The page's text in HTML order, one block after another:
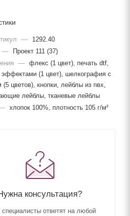
—
1292.40
—
Проект 111 (37)
— флекс (1 цвет), печать dtf,
эффектами (1 цвет), шелкография с
цветов), кнопки, лейблы из пвх,
лейблы, тканевые лейблы
хлопок 100%, плотность 105 г/м²
консультация?
ответят на любой